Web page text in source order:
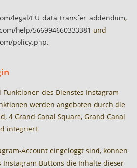
legal/EU_data_transfer_addendum,
help/566994660333381 und
policy.php.
des Dienstes Instagram
werden angeboten durch die
4 Grand Canal Square, Grand Canal
integriert.
Account eingeloggt sind, können
Instagram-Buttons die Inhalte dieser